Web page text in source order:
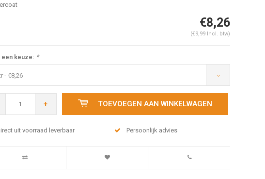
€8,26
(€9,99 Incl. btw)
een keuze: *
- €8,26
+ TOEVOEGEN AAN WINKELWAGEN
uit voorraad leverbaar Persoonlijk advies